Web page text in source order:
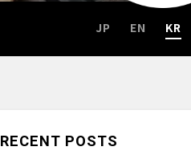
EN
JP KR
RECENT POSTS